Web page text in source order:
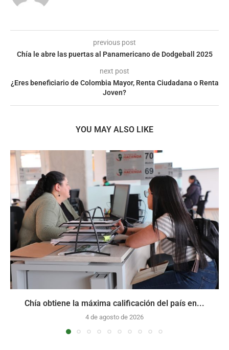
previous post
Chía le abre las puertas al Panamericano de Dodgeball 2025
next post
¿Eres beneficiario de Colombia Mayor, Renta Ciudadana o Renta
Joven?
YOU MAY ALSO LIKE
Chía obtiene la máxima calificación del país en...
4 de agosto de 2026